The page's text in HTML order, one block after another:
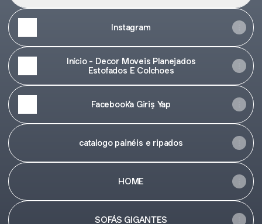
08674-011, Brasil
Instagram
Início - Decor Moveis Planejados
Estofados E Colchoes
Facebook'a Giriş Yap
catalogo painéis e ripados
HOME
SOFÁS GIGANTES